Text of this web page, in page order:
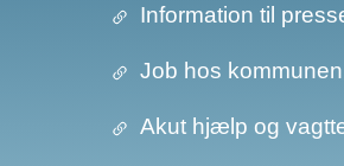
Information til
Job hos kommunen
Akut hjælp og